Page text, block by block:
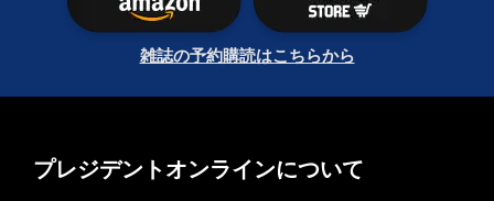
雑誌の予約購読はこちらから
プレジデントオンラインについて